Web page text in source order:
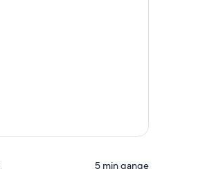
‪5 min gange‬